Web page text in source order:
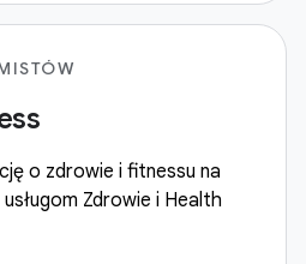
o zdrowie i fitnessu na
Zdrowie i Health